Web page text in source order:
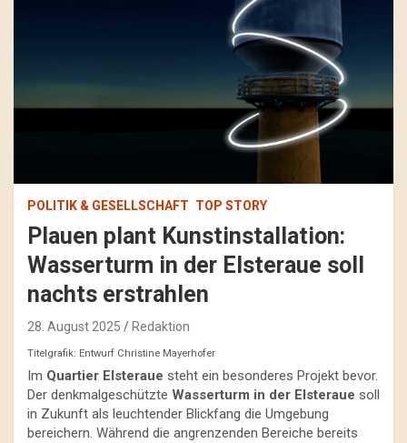
POLITIK & GESELLSCHAFT TOP STORY
Plauen plant Kunstinstallation:
Wasserturm in der Elsteraue soll
nachts erstrahlen
28. August 2025 Redaktion
Titelgrafik: Entwurf Christine Mayerhofer
Im Quartier Elsteraue steht ein besonderes Projekt bevor.
Der denkmalgeschützte Wasserturm in der Elsteraue soll
in Zukunft als leuchtender Blickfang die Umgebung
bereichern. Während die angrenzenden Bereiche bereits